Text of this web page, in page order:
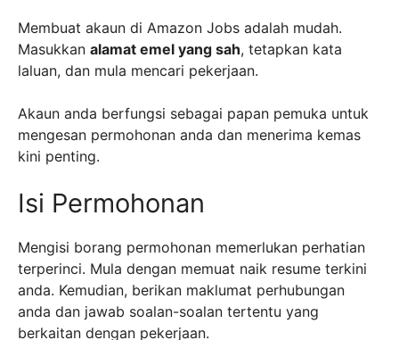
Membuat akaun di Amazon Jobs adalah mudah.
Masukkan alamat emel yang sah, tetapkan kata
laluan, dan mula mencari pekerjaan.
Akaun anda berfungsi sebagai papan pemuka untuk
mengesan permohonan anda dan menerima kemas
kini penting.
Isi Permohonan
Mengisi borang permohonan memerlukan perhatian
terperinci. Mula dengan memuat naik resume terkini
anda. Kemudian, berikan maklumat perhubungan
anda dan jawab soalan-soalan tertentu yang
berkaitan dengan pekerjaan.